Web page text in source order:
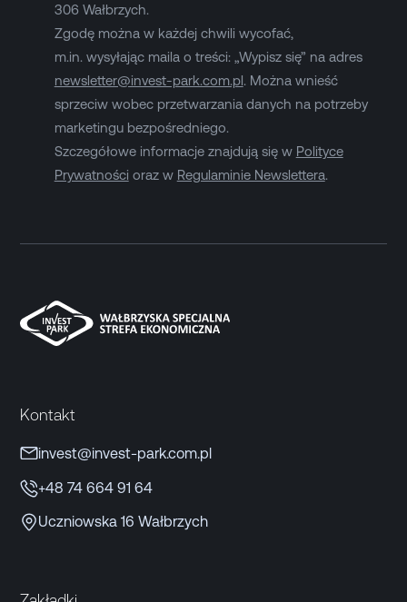
306 Wałbrzych.
Zgodę można w każdej chwili wycofać,
m.in. wysyłając maila o treści: „Wypisz się” na adres
newsletter@invest-park.com.pl. Można wnieść
sprzeciw wobec przetwarzania danych na potrzeby
marketingu bezpośredniego.
Szczegółowe informacje znajdują się w Polityce
Prywatności oraz w Regulaminie Newslettera.
Kontakt
invest@invest-park.com.pl
+48 74 664 91 64
Uczniowska 16 Wałbrzych